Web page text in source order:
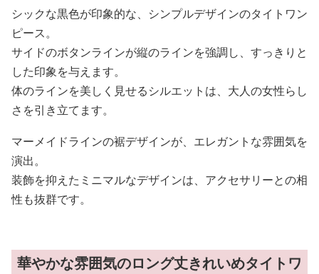
シックな黒色が印象的な、シンプルデザインのタイトワン
ピース。
サイドのボタンラインが縦のラインを強調し、すっきりと
した印象を与えます。
体のラインを美しく見せるシルエットは、大人の女性らし
さを引き立てます。
マーメイドラインの裾デザインが、エレガントな雰囲気を
演出。
装飾を抑えたミニマルなデザインは、アクセサリーとの相
性も抜群です。
華やかな雰囲気のロング丈きれいめタイトワ